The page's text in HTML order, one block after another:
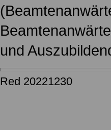
und
Red 20221230